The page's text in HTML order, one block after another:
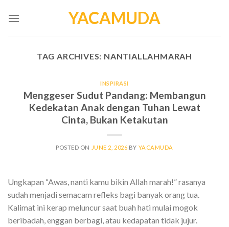
YACAMUDA
TAG ARCHIVES: NANTIALLAHMARAH
INSPIRASI
Menggeser Sudut Pandang: Membangun
Kedekatan Anak dengan Tuhan Lewat
Cinta, Bukan Ketakutan
POSTED ON JUNE 2, 2026 BY YACAMUDA
Ungkapan “Awas, nanti kamu bikin Allah marah!” rasanya
sudah menjadi semacam refleks bagi banyak orang tua.
Kalimat ini kerap meluncur saat buah hati mulai mogok
beribadah, enggan berbagi, atau kedapatan tidak jujur.